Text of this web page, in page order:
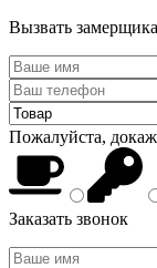
Вызвать замерщика
Пожалуйста,
Заказать звонок